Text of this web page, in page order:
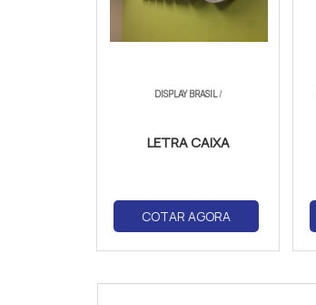
DISPLAY BRASIL/
LETRA CAIXA
COTAR AGORA